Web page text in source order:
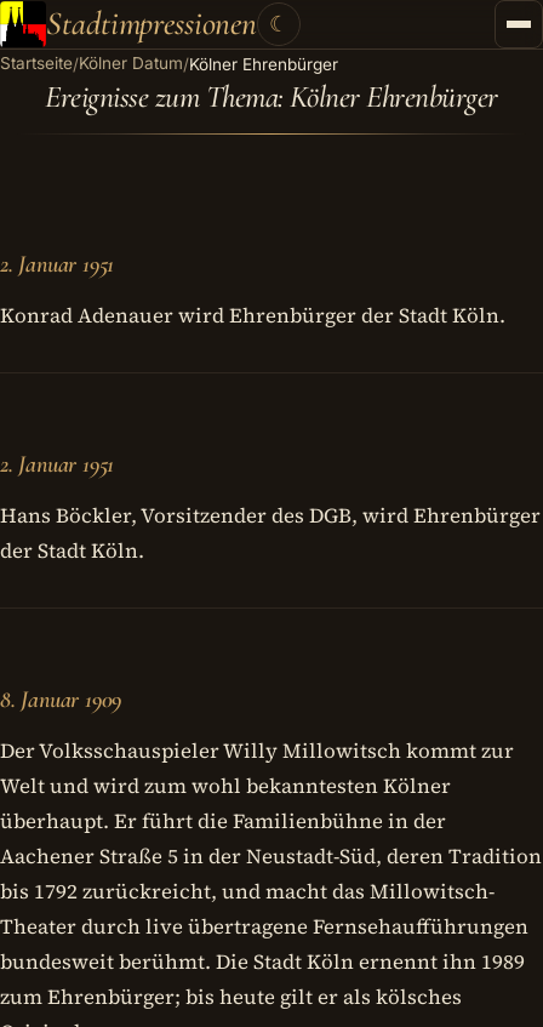
Stadtimpressionen
Startseite
Stadtführungen
Kontakt
Kategorien ▾
☾
Startseite/Kölner Datum/Kölner Ehrenbürger
Ereignisse zum Thema: Kölner Ehrenbürger
2. Januar 1951
Konrad Adenauer wird Ehrenbürger der Stadt Köln.
2. Januar 1951
Hans Böckler, Vorsitzender des DGB, wird Ehrenbürger
der Stadt Köln.
8. Januar 1909
Der Volksschauspieler Willy Millowitsch kommt zur
Welt und wird zum wohl bekanntesten Kölner
überhaupt. Er führt die Familienbühne in der
Aachener Straße 5 in der Neustadt-Süd, deren Tradition
bis 1792 zurückreicht, und macht das Millowitsch-
Theater durch live übertragene Fernsehaufführungen
bundesweit berühmt. Die Stadt Köln ernennt ihn 1989
zum Ehrenbürger; bis heute gilt er als kölsches